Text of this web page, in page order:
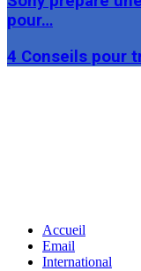
pour…
4 Conseils pour
Accueil
Email
International